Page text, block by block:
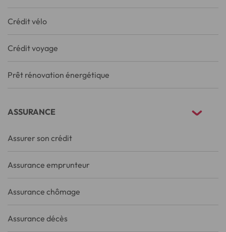
Crédit vélo
Crédit voyage
Prêt rénovation énergétique
ASSURANCE
Assurer son crédit
Assurance emprunteur
Assurance chômage
Assurance décès